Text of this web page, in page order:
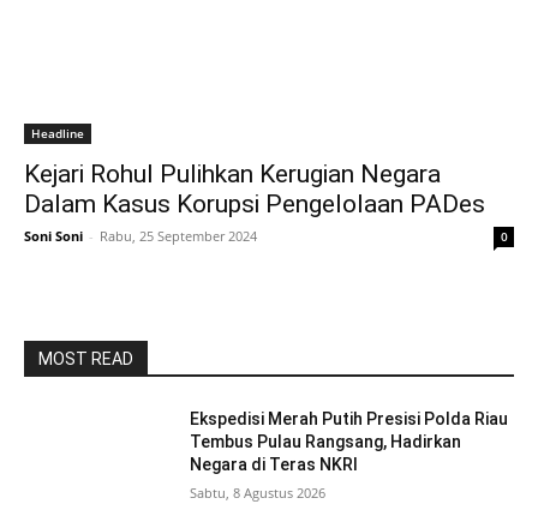
Headline
Kejari Rohul Pulihkan Kerugian Negara
Dalam Kasus Korupsi Pengelolaan PADes
Soni Soni - Rabu, 25 September 2024 0
MOST READ
Ekspedisi Merah Putih Presisi Polda Riau
Tembus Pulau Rangsang, Hadirkan
Negara di Teras NKRI
Sabtu, 8 Agustus 2026